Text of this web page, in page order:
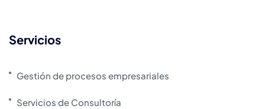
Servicios
Gestión de procesos empresariales
Servicios de Consultoría